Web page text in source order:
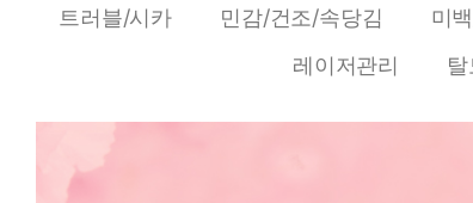
피부타입별
이벤트
트러블/시카 민감/건조/속당김 미
레이저관리